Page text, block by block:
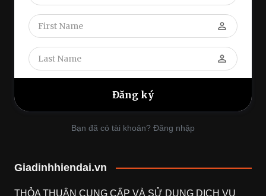
perm_identity
perm_identity
Bạn đã có tài khoản? Đăng nhập
Giadinhhiendai.vn
THỎA THUẬN CUNG CẤP VÀ SỬ DỤNG DỊCH VỤ